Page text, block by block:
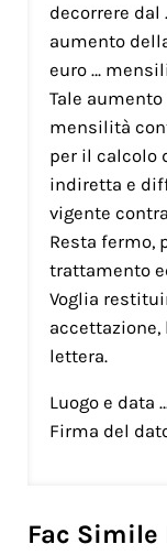
decorrere dal
aumento
euro …
Tale
mensilità
per il calcolo
indiretta e
vigente
Resta fermo,
trattamento
Voglia
accettazione,
lettera.
Luogo e data
Firma del
Fac Simile